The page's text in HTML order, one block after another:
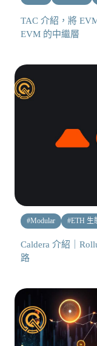
TAC 介紹，將
EVM 的中繼層
#Modular #ETH 生
Caldera 介紹｜
路